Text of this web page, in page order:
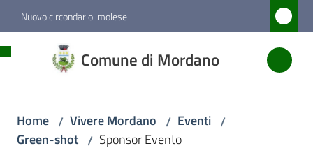
Vai al contenuto
Vai alla navigazione
Vai al footer
Nuovo circondario imolese
Comune di Mordano
di
Amministrazione
Home / Vivere Mordano / Eventi /
Green-shot / Sponsor Evento